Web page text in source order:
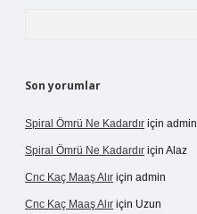
Son yorumlar
Spiral Ömrü Ne Kadardır için admin
Spiral Ömrü Ne Kadardır için Alaz
Cnc Kaç Maaş Alır için admin
Cnc Kaç Maaş Alır için Uzun